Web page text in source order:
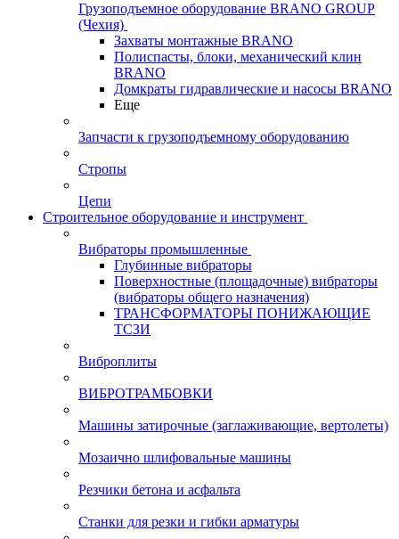
Грузоподъемное оборудование BRANO GROUP
(Чехия)
Захваты монтажные BRANO
Полиспасты, блоки, механический клин
BRANO
Домкраты гидравлические и насосы BRANO
Еще
Запчасти к грузоподъемному оборудованию
Стропы
Цепи
Строительное оборудование и инструмент
Вибраторы промышленные
Глубинные вибраторы
Поверхностные (площадочные) вибраторы
(вибраторы общего назначения)
ТРАНСФОРМАТОРЫ ПОНИЖАЮЩИЕ
ТСЗИ
Виброплиты
ВИБРОТРАМБОВКИ
Машины затирочные (заглаживающие, вертолеты)
Мозаично шлифовальные машины
Резчики бетона и асфальта
Станки для резки и гибки арматуры